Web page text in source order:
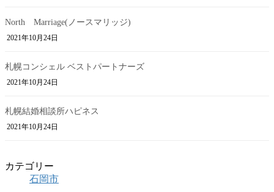
North Marriage(ノースマリッジ)
2021年10月24日
札幌コンシェル ベストパートナーズ
2021年10月24日
札幌結婚相談所ハピネス
2021年10月24日
カテゴリー
石岡市